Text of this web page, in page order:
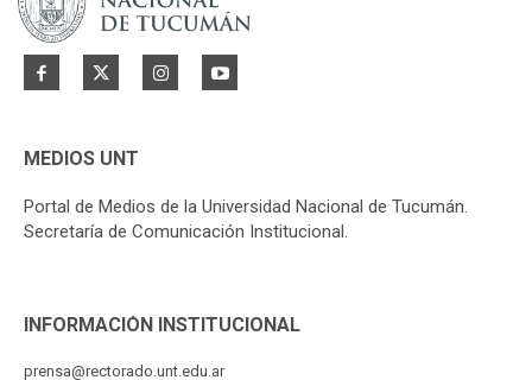
MEDIOS UNT
Portal de Medios de la Universidad Nacional de Tucumán.
Secretaría de Comunicación Institucional.
INFORMACIÓN INSTITUCIONAL
prensa@rectorado.unt.edu.ar